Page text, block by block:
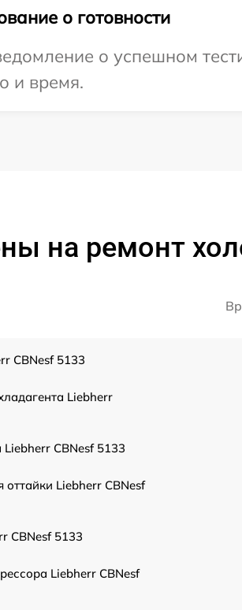
о готовности
о успешном
и время.
на ремонт
CBNesf 5133
Liebherr
CBNesf 5133
оттайки Liebherr CBNesf
CBNesf 5133
Liebherr CBNesf